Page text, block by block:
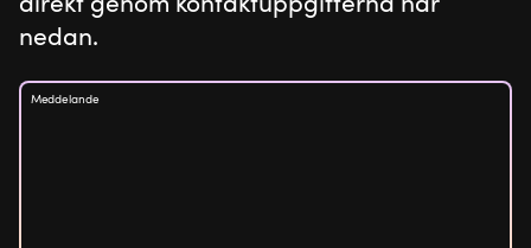
nedan.
Meddelande